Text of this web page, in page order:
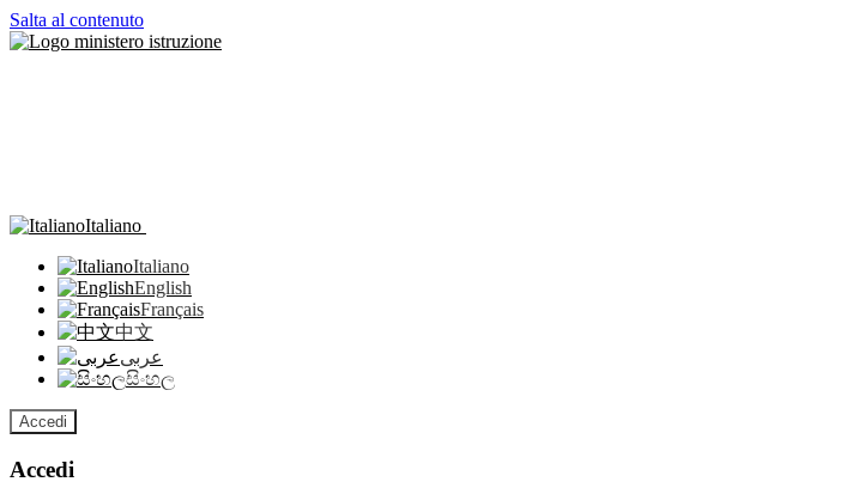
Salta al contenuto
Italiano
Italiano
English
Français
中文
عربى
සිංහල
Accedi
Accedi